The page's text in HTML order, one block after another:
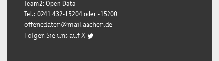
Team2: Open Data
Tel.: 0241 432-15204 oder -15200
offenedaten@mail.aachen.de
Folgen Sie uns auf X